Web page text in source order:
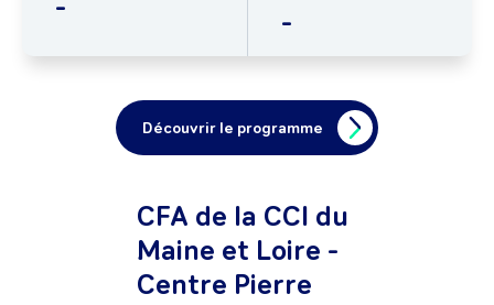
- -
Découvrir le programme
CFA de la CCI du
Maine et Loire -
Centre Pierre